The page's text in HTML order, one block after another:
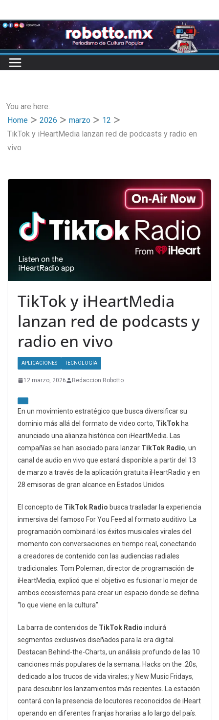
to
content
You are here:
Home
2026 marzo
12
TikTok y iHeartMedia lanzan red de podcasts y radio en
vivo
TikTok y iHeartMedia
lanzan red de podcasts y
radio en vivo
APLICACIONES TECNOLOGÍA
12 marzo, 2026 Redaccion Robotto
En un movimiento estratégico que busca diversificar su
dominio más allá del formato de video corto, TikTok ha
anunciado una alianza histórica con iHeartMedia. Las
compañías se han asociado para lanzar TikTok Radio, un
canal de audio en vivo que estará disponible a partir del 13
de marzo a través de la aplicación gratuita iHeartRadio y en
28 emisoras de gran alcance en Estados Unidos.
El concepto de TikTok Radio busca trasladar la experiencia
inmersiva del famoso For You Feed al formato auditivo. La
programación combinará los éxitos musicales virales del
momento con conversaciones en tiempo real, conectando
a creadores de contenido con las audiencias radiales
tradicionales. Tom Poleman, director de programación de
iHeartMedia, explicó que el objetivo es fusionar lo mejor de
ambos ecosistemas para crear un espacio donde se defina
“lo que viene en la cultura”.
La barra de contenidos de TikTok Radio incluirá
segmentos exclusivos diseñados para la era digital.
Destacan Behind-the-Charts, un análisis profundo de las 10
canciones más populares de la semana; Hacks on the :20s,
dedicado a los trucos de vida virales; y New Music Fridays,
para descubrir los lanzamientos más recientes. La estación
contará con la presencia de locutores reconocidos de iHeart
operando en diferentes franjas horarias a lo largo del país.